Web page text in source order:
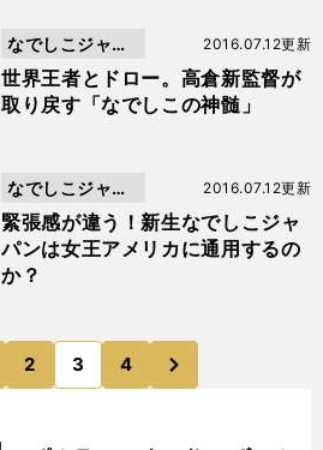
世界王者とドロー。高倉新監督が
取り戻す「なでしこの神髄」
2016.07.12更新
なでしこジャパ
ン
緊張感が違う！新生なでしこジャ
パンは女王アメリカに通用するの
か？
2016.07.12更新
なでしこジャパ
ン
のページへ
2 3 4
のページへ